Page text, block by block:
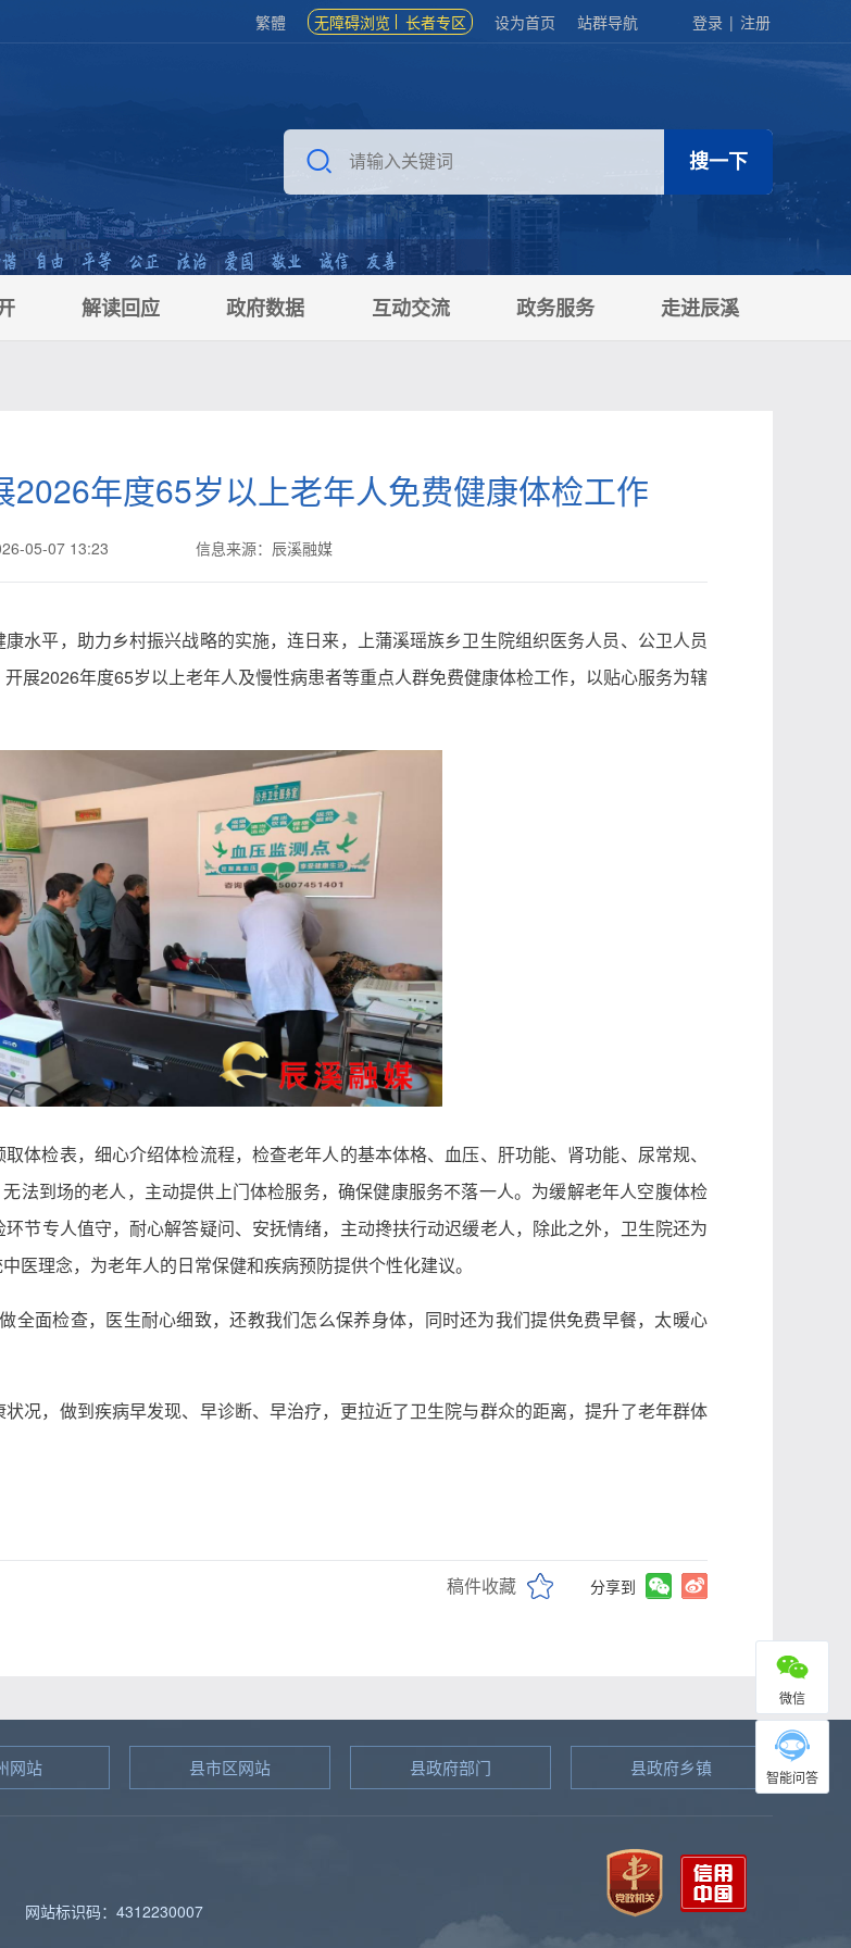
繁體 无障碍浏览 长者专区 设为首页 站群导航 登录 | 注册
解读回应 政府数据 互动交流 政务服务 走进辰溪
年度65岁以上老年人免费健康体检工作
05-07 13:23 信息来源：辰溪融媒
水平，助力乡村振兴战略的实施，连日来，上蒲溪瑶族乡卫生院组织医务人员、公卫人员
展2026年度65岁以上老年人及慢性病患者等重点人群免费健康体检工作，以贴心服务为辖
体检表，细心介绍体检流程，检查老年人的基本体格、血压、肝功能、肾功能、尿常规、
法到场的老人，主动提供上门体检服务，确保健康服务不落一人。为缓解老年人空腹体检
节专人值守，耐心解答疑问、安抚情绪，主动搀扶行动迟缓老人，除此之外，卫生院还为
理念，为老年人的日常保健和疾病预防提供个性化建议。
全面检查，医生耐心细致，还教我们怎么保养身体，同时还为我们提供免费早餐，太暖心
况，做到疾病早发现、早诊断、早治疗，更拉近了卫生院与群众的距离，提升了老年群体
稿件收藏 分享到
微信
智能问答
网站 县市区网站 县政府部门 县政府乡镇
网站标识码：4312230007